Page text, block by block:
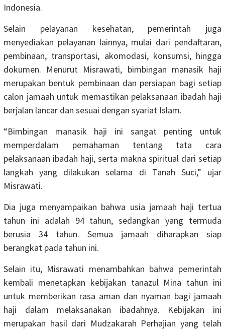
Indonesia.
Selain pelayanan kesehatan, pemerintah juga
menyediakan pelayanan lainnya, mulai dari pendaftaran,
pembinaan, transportasi, akomodasi, konsumsi, hingga
dokumen. Menurut Misrawati, bimbingan manasik haji
merupakan bentuk pembinaan dan persiapan bagi setiap
calon jamaah untuk memastikan pelaksanaan ibadah haji
berjalan lancar dan sesuai dengan syariat Islam.
“Bimbingan manasik haji ini sangat penting untuk
memperdalam pemahaman tentang tata cara
pelaksanaan ibadah haji, serta makna spiritual dari setiap
langkah yang dilakukan selama di Tanah Suci,” ujar
Misrawati.
Dia juga menyampaikan bahwa usia jamaah haji tertua
tahun ini adalah 94 tahun, sedangkan yang termuda
berusia 34 tahun. Semua jamaah diharapkan siap
berangkat pada tahun ini.
Selain itu, Misrawati menambahkan bahwa pemerintah
kembali menetapkan kebijakan tanazul Mina tahun ini
untuk memberikan rasa aman dan nyaman bagi jamaah
haji dalam melaksanakan ibadahnya. Kebijakan ini
merupakan hasil dari Mudzakarah Perhajian yang telah